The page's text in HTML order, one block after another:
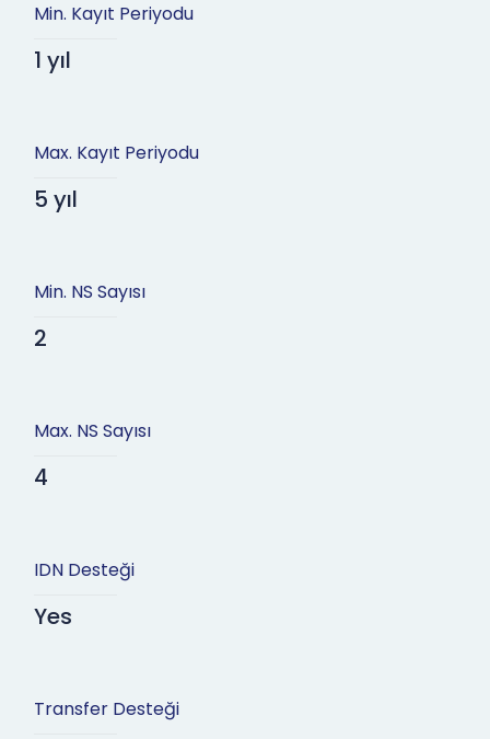
Min. Kayıt Periyodu
1 yıl
Max. Kayıt Periyodu
5 yıl
Min. NS Sayısı
2
Max. NS Sayısı
4
IDN Desteği
Yes
Transfer Desteği